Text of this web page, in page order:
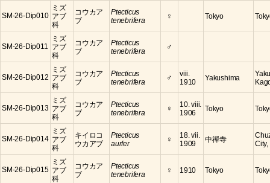
SM-26-Dip010
ミズ
アブ
科
コウカア
ブ
Ptecticus
tenebrifera
♀ Tokyo
SM-26-Dip011
ミズ
アブ
科
コウカア
ブ
Ptecticus
tenebrifera
♂
SM-26-Dip012
ミズ
アブ
科
コウカア
ブ
Ptecticus
tenebrifera
♂
viii.
1910
Yakushima
SM-26-Dip013
ミズ
アブ
科
コウカア
ブ
Ptecticus
tenebrifera
♀
10. viii.
1906
Tokyo
SM-26-Dip014
ミズ
アブ
科
キイロコ
ウカアブ
Ptecticus
aurfer
♀
18. vii.
1909
中禪寺
City,
SM-26-Dip015
ミズ
アブ
科
コウカア
ブ
Ptecticus
tenebrifera
♀ 1910 Tokyo